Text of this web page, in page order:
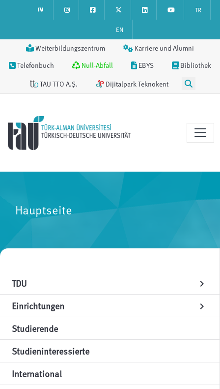
TR
EN
Weiterbildungszentrum
Karriere und Alumni
Telefonbuch
Null-Abfall EBYS
Bibliothek
TAU TTO A.Ş.
Dijitalpark Teknokent
Hauptseite
TDU chevron_right
Einrichtungen chevron_right
Studierende
Studieninteressierte
International